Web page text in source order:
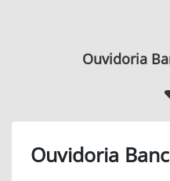
Ouvidoria
Ouvidoria